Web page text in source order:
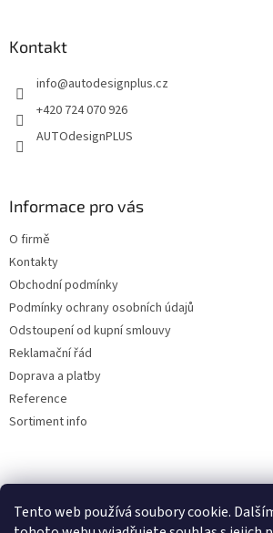
Tento web používá soubory cookie.
Kontakt
info@autodesignplus.cz
+420 724 070 926
AUTOdesignPLUS
Informace pro vás
O firmě
Kontakty
Obchodní podmínky
Podmínky ochrany osobních údajů
Odstoupení od kupní smlouvy
Reklamační řád
Doprava a platby
Reference
Sortiment info
Reklamační řád